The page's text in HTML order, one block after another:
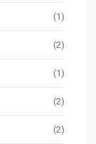
(1)
(2)
(1)
(2)
(2)